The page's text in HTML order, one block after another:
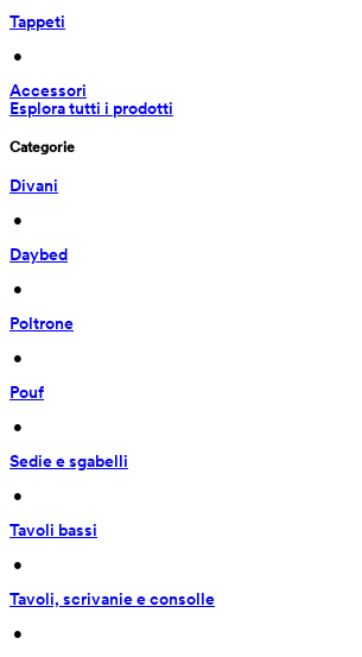
Tappeti
•
Accessori
Esplora tutti i prodotti
Categorie
Divani
•
Daybed
•
Poltrone
•
Pouf
•
Sedie e sgabelli
•
Tavoli bassi
•
Tavoli, scrivanie e consolle
•